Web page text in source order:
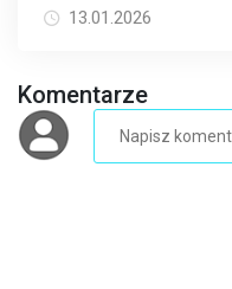
13.01.2026
Komentarze